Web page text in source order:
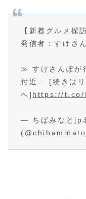
【新着グルメ探
発信者：すけさ
≫ すけさんぽが
付近… [続きはリ
へ] https://t.co/
— ちばみなと